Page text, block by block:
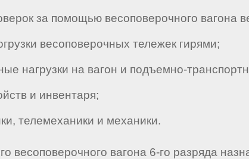
за помощью весоповерочного вагона
весоповерочных тележек гирями;
нагрузки на вагон и подъемно-
и инвентаря;
телемеханики и механики.
весоповерочного вагона 6-го разряда